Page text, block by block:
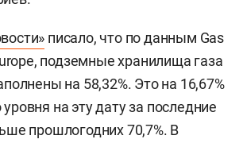
писало, что по данным Gas
подземные хранилища газа
на 58,32%. Это на 16,67%
на эту дату за последние
прошлогодних 70,7%. В